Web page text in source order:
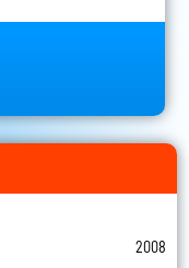
2008